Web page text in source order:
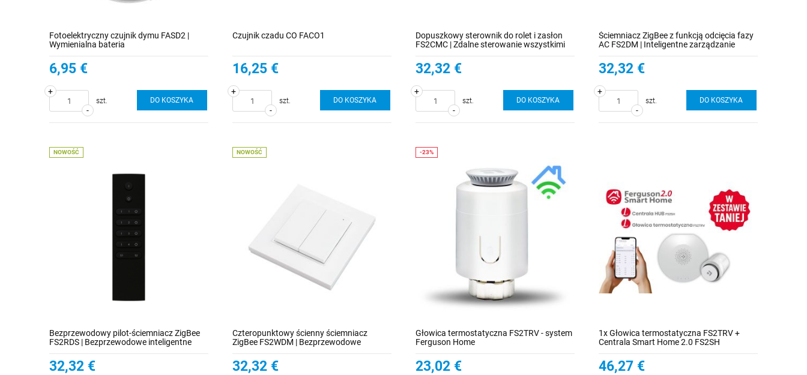
Fotoelektryczny czujnik dymu FASD2 |
Wymienialna bateria
6,95 €
-
+
szt. DO KOSZYKA
Czujnik czadu CO FACO1
16,25 €
-
+
szt. DO KOSZYKA
Dopuszkowy sterownik do rolet i zasłon
FS2CMC | Zdalne sterowanie wszystkimi
typami zasłon, rolet i żaluzji
32,32 €
-
+
szt. DO KOSZYKA
Ściemniacz ZigBee z funkcją odcięcia fazy
AC FS2DM | Inteligentne zarządzanie
oświetleniem
32,32 €
-
+
szt. DO KOSZYKA
Bezprzewodowy pilot-ściemniacz ZigBee
FS2RDS | Bezprzewodowe inteligentne
zarządzanie oświetleniem
32,32 €
NOWOŚĆ
Czteropunktowy ścienny ściemniacz
ZigBee FS2WDM | Bezprzewodowe
inteligentne zarządzanie oświetleniem
32,32 €
NOWOŚĆ
Głowica termostatyczna FS2TRV - system
Ferguson Home
23,02 €
1x Głowica termostatyczna FS2TRV +
Centrala Smart Home 2.0 FS2SH
46,27 €